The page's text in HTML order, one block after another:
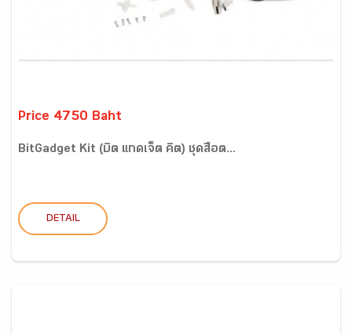
Price 4750 Baht
BitGadget Kit (บิต แกดเจ็ต คิต) ชุดสื่อต...
DETAIL